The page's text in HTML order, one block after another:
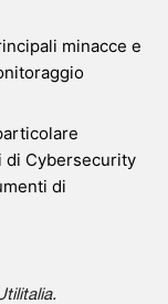
minacce e
di Cybersecurity
di